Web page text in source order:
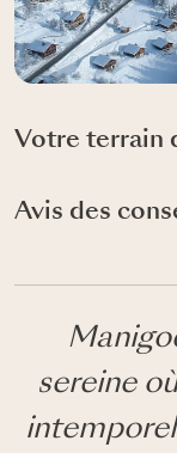
Votre terrain
Avis des
sereine